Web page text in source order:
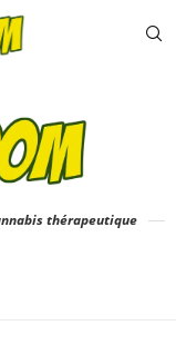
thérapeutique